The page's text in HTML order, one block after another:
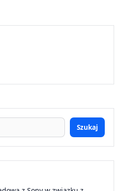
Szukaj